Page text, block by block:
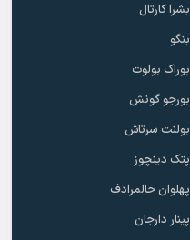
بشرا کارتال
بنگو
بوراک بولوت
بورجو گونش
بولنت سرتاش
پتک دینچوز
پهلوان حالمرادف
پینار دارجان